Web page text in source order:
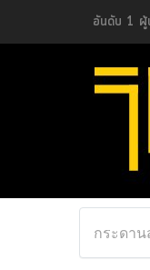
อันดับ 1 ผู้น
กระดา